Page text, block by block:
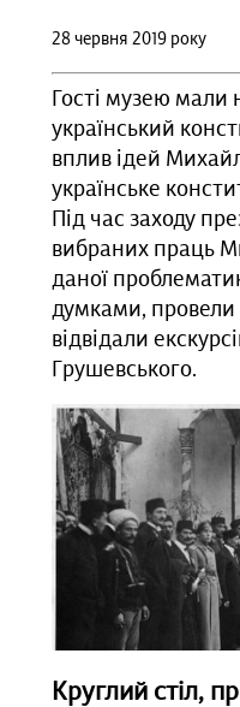
28 червня 2019 року
Гості музею мали
український
вплив ідей
українське
Під час заходу
вибраних праць
даної
думками, провели
відвідали
Грушевського.
Круглий стіл,